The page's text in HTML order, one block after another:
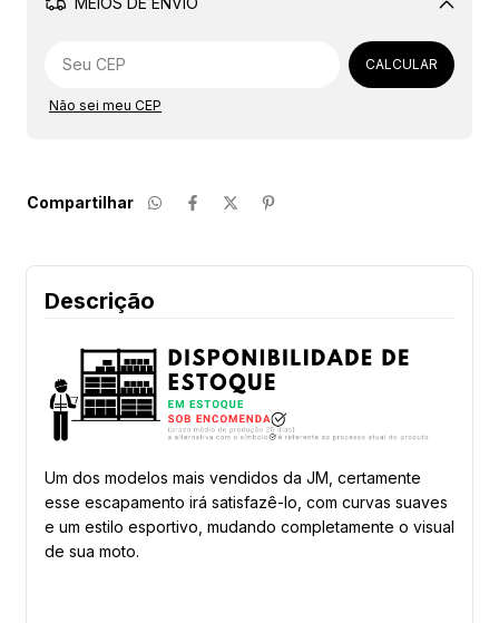
Alterar CEP
CALCULAR
Não sei meu CEP
Compartilhar
Descrição
Um dos modelos mais vendidos da JM, certamente
esse escapamento irá satisfazê-lo, com curvas suaves
e um estilo esportivo, mudando completamente o visual
de sua moto.